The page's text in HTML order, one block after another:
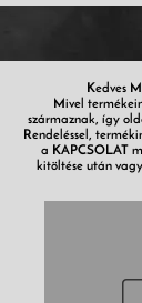
Kedves
Mivel
származnak, így
Rendeléssel,
a KAPCSOLAT
kitöltése után